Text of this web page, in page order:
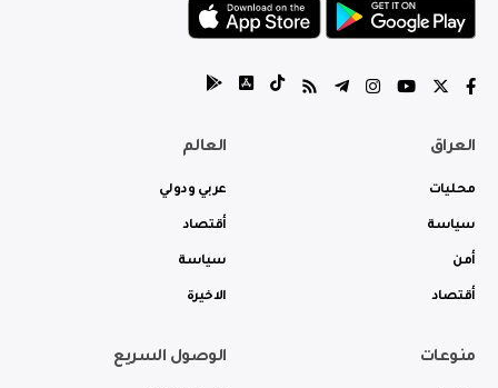
العراق
محليات
سياسة
أمن
أقتصاد
العالم
عربي ودولي
أقتصاد
سياسة
الاخيرة
منوعات الوصول السريع